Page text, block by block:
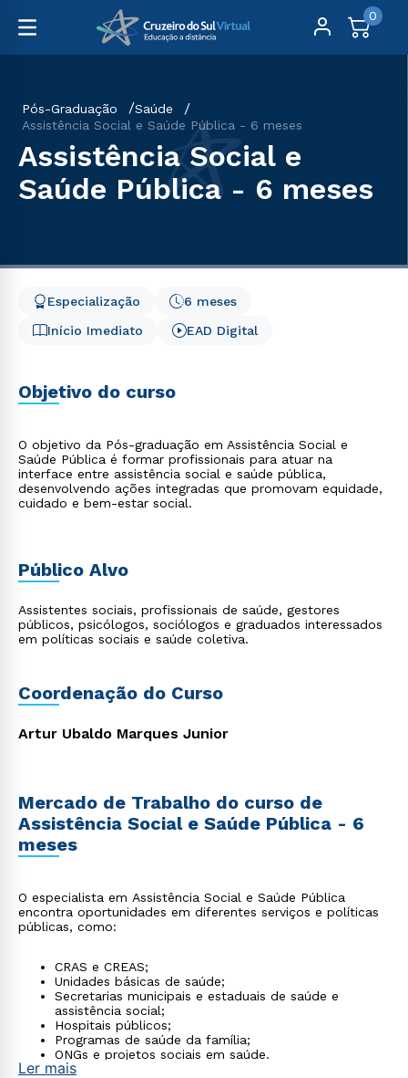
0
Pós-Graduação
Saúde
Assistência Social e Saúde Pública - 6 meses
Assistência Social e
Saúde Pública - 6 meses
Início Imediato
6 meses
Especialização
EAD Digital
Objetivo do curso
O objetivo da Pós-graduação em Assistência Social e
Saúde Pública é formar profissionais para atuar na
interface entre assistência social e saúde pública,
desenvolvendo ações integradas que promovam equidade,
cuidado e bem-estar social.
Público Alvo
Assistentes sociais, profissionais de saúde, gestores
públicos, psicólogos, sociólogos e graduados interessados
em políticas sociais e saúde coletiva.
Coordenação do Curso
Artur Ubaldo Marques Junior
Mercado de Trabalho do curso de
Assistência Social e Saúde Pública - 6
meses
O especialista em Assistência Social e Saúde Pública
encontra oportunidades em diferentes serviços e políticas
públicas, como:
CRAS e CREAS;
Unidades básicas de saúde;
Secretarias municipais e estaduais de saúde e
assistência social;
Hospitais públicos;
Programas de saúde da família;
ONGs e projetos sociais em saúde.
Ler mais